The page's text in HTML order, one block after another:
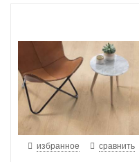
избранное сравнить